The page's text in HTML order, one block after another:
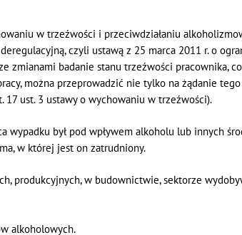
w trzeźwości i przeciwdziałaniu
czyli ustawą z 25 marca 2011 r. o
zmianami badanie stanu trzeźwości pracownika,
można przeprowadzić nie tylko na żądanie
ust. 3 ustawy o wychowaniu w trzeźwości).
był pod wpływem alkoholu lub innych
w której jest on zatrudniony.
produkcyjnych, w budownictwie, sektorze
alkoholowych.